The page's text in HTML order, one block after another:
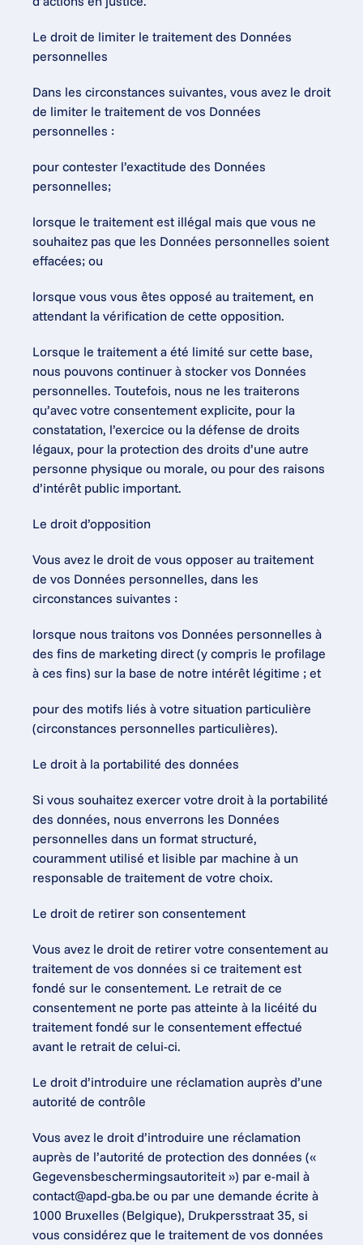
Le droit de limiter le traitement des Données
personnelles
Dans les circonstances suivantes, vous avez le droit
de limiter le traitement de vos Données
personnelles :
pour contester l’exactitude des Données
personnelles;
lorsque le traitement est illégal mais que vous ne
souhaitez pas que les Données personnelles soient
effacées; ou
lorsque vous vous êtes opposé au traitement, en
attendant la vérification de cette opposition.
Lorsque le traitement a été limité sur cette base,
nous pouvons continuer à stocker vos Données
personnelles. Toutefois, nous ne les traiterons
qu’avec votre consentement explicite, pour la
constatation, l’exercice ou la défense de droits
légaux, pour la protection des droits d’une autre
personne physique ou morale, ou pour des raisons
d’intérêt public important.
Le droit d’opposition
Vous avez le droit de vous opposer au traitement
de vos Données personnelles, dans les
circonstances suivantes :
lorsque nous traitons vos Données personnelles à
des fins de marketing direct (y compris le profilage
à ces fins) sur la base de notre intérêt légitime ; et
pour des motifs liés à votre situation particulière
(circonstances personnelles particulières).
Le droit à la portabilité des données
Si vous souhaitez exercer votre droit à la portabilité
des données, nous enverrons les Données
personnelles dans un format structuré,
couramment utilisé et lisible par machine à un
responsable de traitement de votre choix.
Le droit de retirer son consentement
Vous avez le droit de retirer votre consentement au
traitement de vos données si ce traitement est
fondé sur le consentement. Le retrait de ce
consentement ne porte pas atteinte à la licéité du
traitement fondé sur le consentement effectué
avant le retrait de celui-ci.
Le droit d’introduire une réclamation auprès d’une
autorité de contrôle
Vous avez le droit d’introduire une réclamation
auprès de l’autorité de protection des données («
Gegevensbeschermingsautoriteit ») par e-mail à
contact@apd-gba.be ou par une demande écrite à
1000 Bruxelles (Belgique), Drukpersstraat 35, si
vous considérez que le traitement de vos données